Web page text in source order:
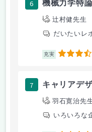
6 機械力学特
辻村健先生
だいたいレ
充実 3.5
7 キャリアデ
羽石寛治先
いろいろな